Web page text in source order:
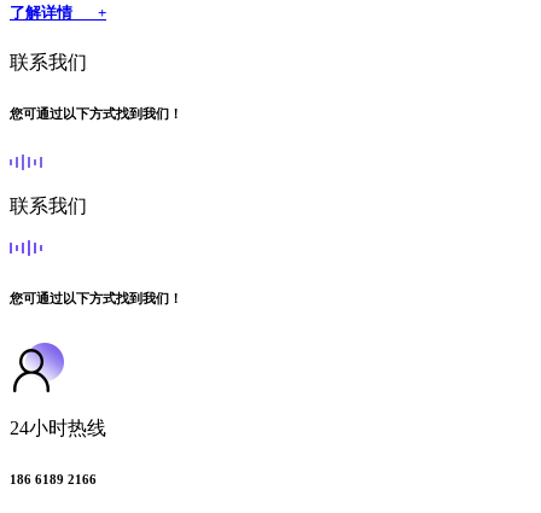
了解详情 +
联系我们
您可通过以下方式找到我们！
联系我们
您可通过以下方式找到我们！
24小时热线
186 6189 2166